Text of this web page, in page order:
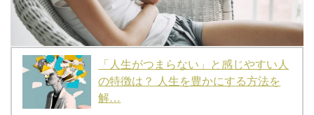
「人生がつまらない」と感じやすい人
の特徴は？ 人生を豊かにする方法を
解…